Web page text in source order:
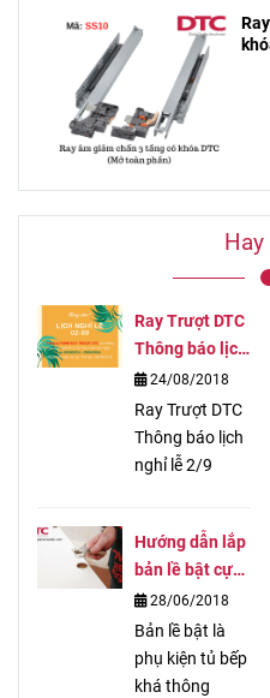
Hay
Ray Trượt DTC
Thông báo lịch
nghỉ lễ 2/9
24/08/2018
Ray Trượt DTC
Thông báo lịch
nghỉ lễ 2/9
Hướng dẫn lắp
bản lề bật cực
đơn giản xong
ngay trong 10
phút
28/06/2018
Bản lề bật là
phụ kiện tủ bếp
khá thông